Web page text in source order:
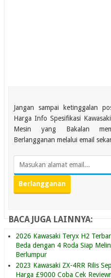
Jangan sampai ketinggalan
Harga Info Spesifikasi
Mesin yang Bakalan
Berlangganan melalui email
BACA JUGA LAINNYA:
2026 Kawasaki Teryx H2
Beda dengan 4 Roda Siap
Berlumpur
2023 Kawasaki ZX-4RR Rilis
Harga £9000 Coba Cek